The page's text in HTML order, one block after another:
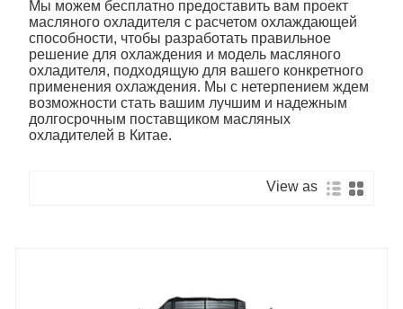
Мы можем бесплатно предоставить вам проект
масляного охладителя с расчетом охлаждающей
способности, чтобы разработать правильное
решение для охлаждения и модель масляного
охладителя, подходящую для вашего конкретного
применения охлаждения. Мы с нетерпением ждем
возможности стать вашим лучшим и надежным
долгосрочным поставщиком масляных
охладителей в Китае.
View as